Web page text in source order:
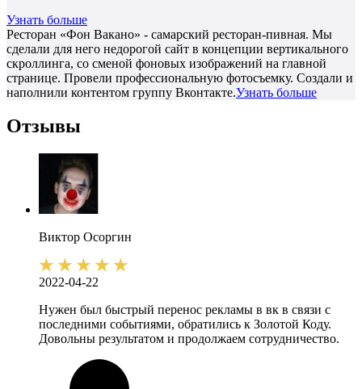
Узнать больше
Ресторан «Фон Вакано» - самарский ресторан-пивная. Мы
сделали для него недорогой сайт в концепции вертикального
скроллинга, со сменой фоновых изображений на главной
странице. Провели профессиональную фотосъемку. Создали и
наполнили контентом группу Вконтакте.Узнать больше
Отзывы
Виктор Осоргин
2022-04-22
Нужен был быстрый перенос рекламы в вк в связи с
последними событиями, обратились к Золотой Коду.
Довольны результатом и продолжаем сотрудничество.